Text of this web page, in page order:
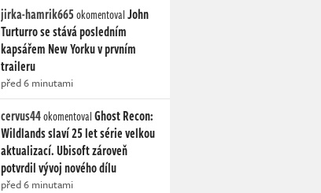
jirka-hamrik665okomentovalJohn
Turturro se stává posledním
kapsářem New Yorku v prvním
traileru
před 6 minutami
cervus44okomentovalGhost Recon:
Wildlands slaví 25 let série velkou
aktualizací. Ubisoft zároveň
potvrdil vývoj nového dílu
před 6 minutami